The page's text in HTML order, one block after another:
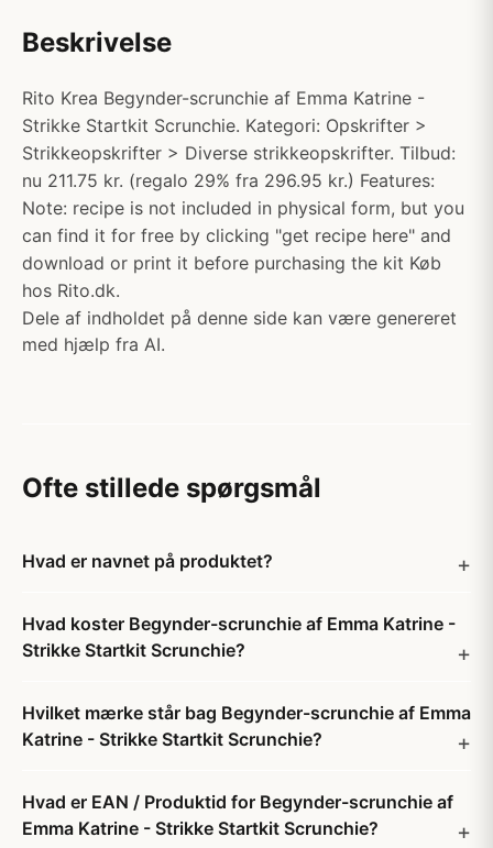
Beskrivelse
Rito Krea Begynder-scrunchie af Emma Katrine -
Strikke Startkit Scrunchie. Kategori: Opskrifter >
Strikkeopskrifter > Diverse strikkeopskrifter. Tilbud:
nu 211.75 kr. (regalo 29% fra 296.95 kr.) Features:
Note: recipe is not included in physical form, but you
can find it for free by clicking "get recipe here" and
download or print it before purchasing the kit Køb
hos Rito.dk.
Dele af indholdet på denne side kan være genereret
med hjælp fra AI.
Ofte stillede spørgsmål
Hvad er navnet på produktet?
Hvad koster Begynder-scrunchie af Emma Katrine -
Strikke Startkit Scrunchie?
Hvilket mærke står bag Begynder-scrunchie af Emma
Katrine - Strikke Startkit Scrunchie?
Hvad er EAN / Produktid for Begynder-scrunchie af
Emma Katrine - Strikke Startkit Scrunchie?